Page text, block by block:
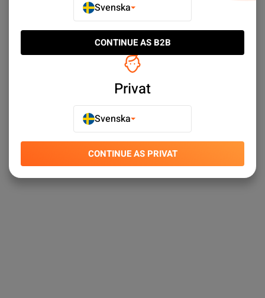
Svenska
CONTINUE AS B2B
Privat
Svenska
CONTINUE AS PRIVAT